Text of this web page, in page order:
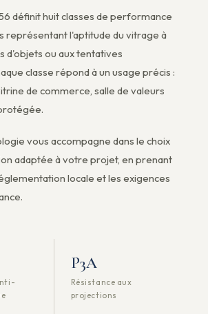
définit huit classes de performance
représentant l'aptitude du vitrage à
d'objets ou aux tentatives
classe répond à un usage précis :
de commerce, salle de valeurs
vous accompagne dans le choix
adaptée à votre projet, en prenant
locale et les exigences
P3A
Résistance aux
projections